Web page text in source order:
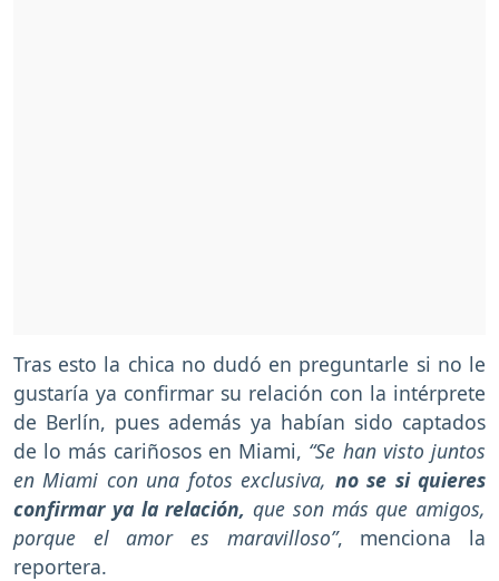
Tras esto la chica no dudó en preguntarle si no le
gustaría ya confirmar su relación con la intérprete
de Berlín, pues además ya habían sido captados
de lo más cariñosos en Miami, “Se han visto juntos
en Miami con una fotos exclusiva, no se si quieres
confirmar ya la relación, que son más que amigos,
porque el amor es maravilloso”, menciona la
reportera.